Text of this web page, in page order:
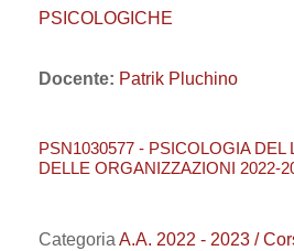
PSICOLOGICHE
Docente: Patrik Pluchino
PSN1030577 - PSICOLOGIA DEL
DELLE ORGANIZZAZIONI 2022-
Categoria A.A. 2022 - 2023 /